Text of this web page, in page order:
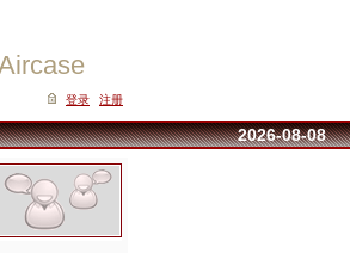
登录 注册
2026-08-08